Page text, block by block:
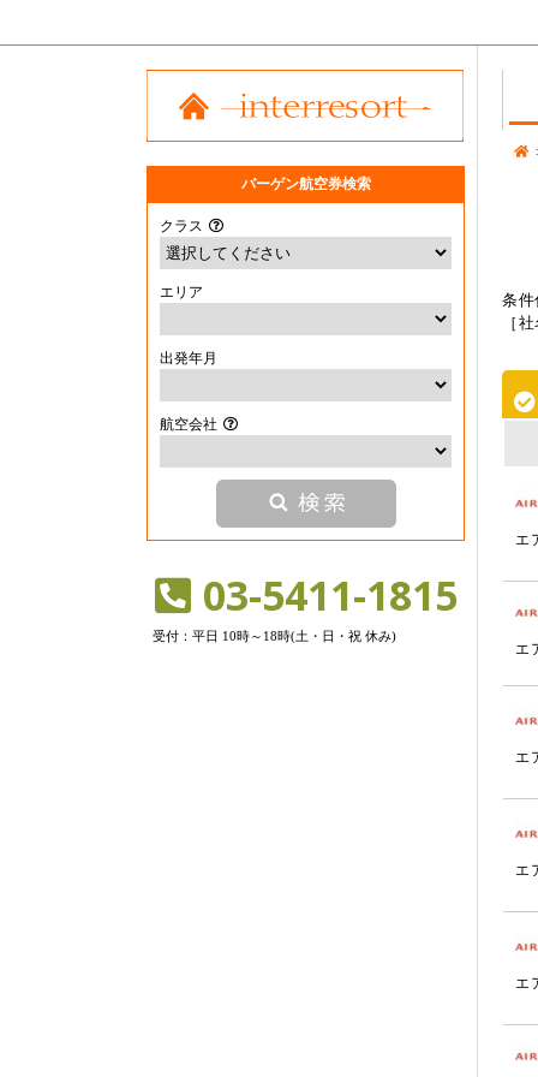
バーゲン航空券検索
クラス
エリア
出発年月
航空会社
03-5411-1815
受付：平日 10時～18時(土・日・祝 休み)
条件
［
エ
エ
エ
エ
エ